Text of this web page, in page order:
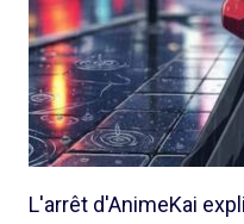
L'arrêt d'AnimeKai